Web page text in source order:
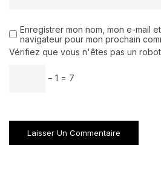
Enregistrer mon nom, mon e-mail
navigateur pour mon prochain
Vérifiez que vous n'êtes pas un
− 1 = 7